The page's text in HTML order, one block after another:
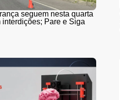
seguem nesta quarta
interdições; Pare e Siga